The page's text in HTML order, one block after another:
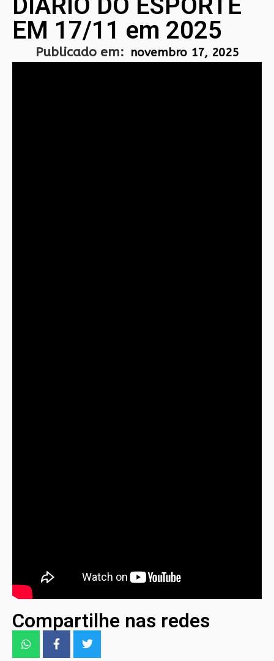
DIÁRIO DO ESPORTE
EM 17/11 em 2025
Publicado em: novembro 17, 2025
Compartilhe nas redes